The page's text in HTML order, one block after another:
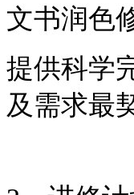
文书润色
提供科学
及需求最